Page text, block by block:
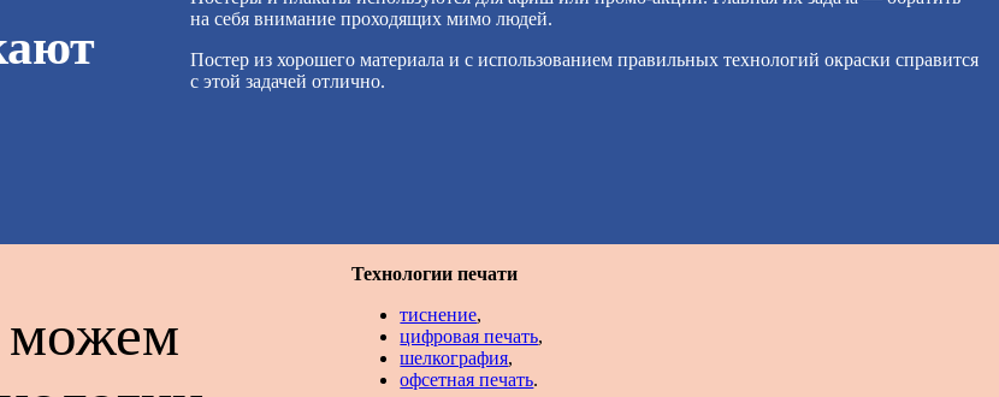
на себя внимание проходящих мимо людей.
Постер из хорошего материала и с использованием правильных технологий окраски справится
с этой задачей отлично.
можем
Технологии печати
тиснение,
цифровая печать,
шелкография,
офсетная печать.